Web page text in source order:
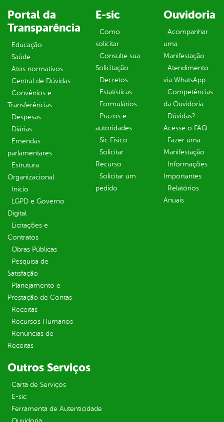
Portal da
Transparência
Educação
Saúde
Atos normativos
Central de Dúvidas
Convênios e
Transferências
Despesas
Diárias
Emendas
parlamentares
Estrutura
Organizacional
Inicio
LGPD e Governo
Digital
Licitações e
Contratos
Obras Públicas
Pesquisa de
Satisfação
Planejamento e
Prestação de Contas
Receitas
Recursos Humanos
Renúncias de
Receitas
E-sic
Como
solicitar
Consulte sua
Solicitação
Decretos
Estatísticas
Formulários
Prazos e
autoridades
Sic Físico
Solicitar
Recurso
Solicitar um
pedido
Ouvidoria
Acompanhar
uma
Manifestação
Atendimento
via WhatsApp
Competências
da Ouvidoria
Dúvidas?
Acesse o FAQ
Fazer uma
Manifestação
Informações
Importantes
Relatórios
Anuais
Outros Serviços
Carta de Serviços
E-sic
Ferramenta de Autenticidade